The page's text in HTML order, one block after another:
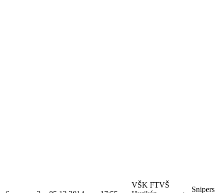
VŠK FTVŠ
Snipers